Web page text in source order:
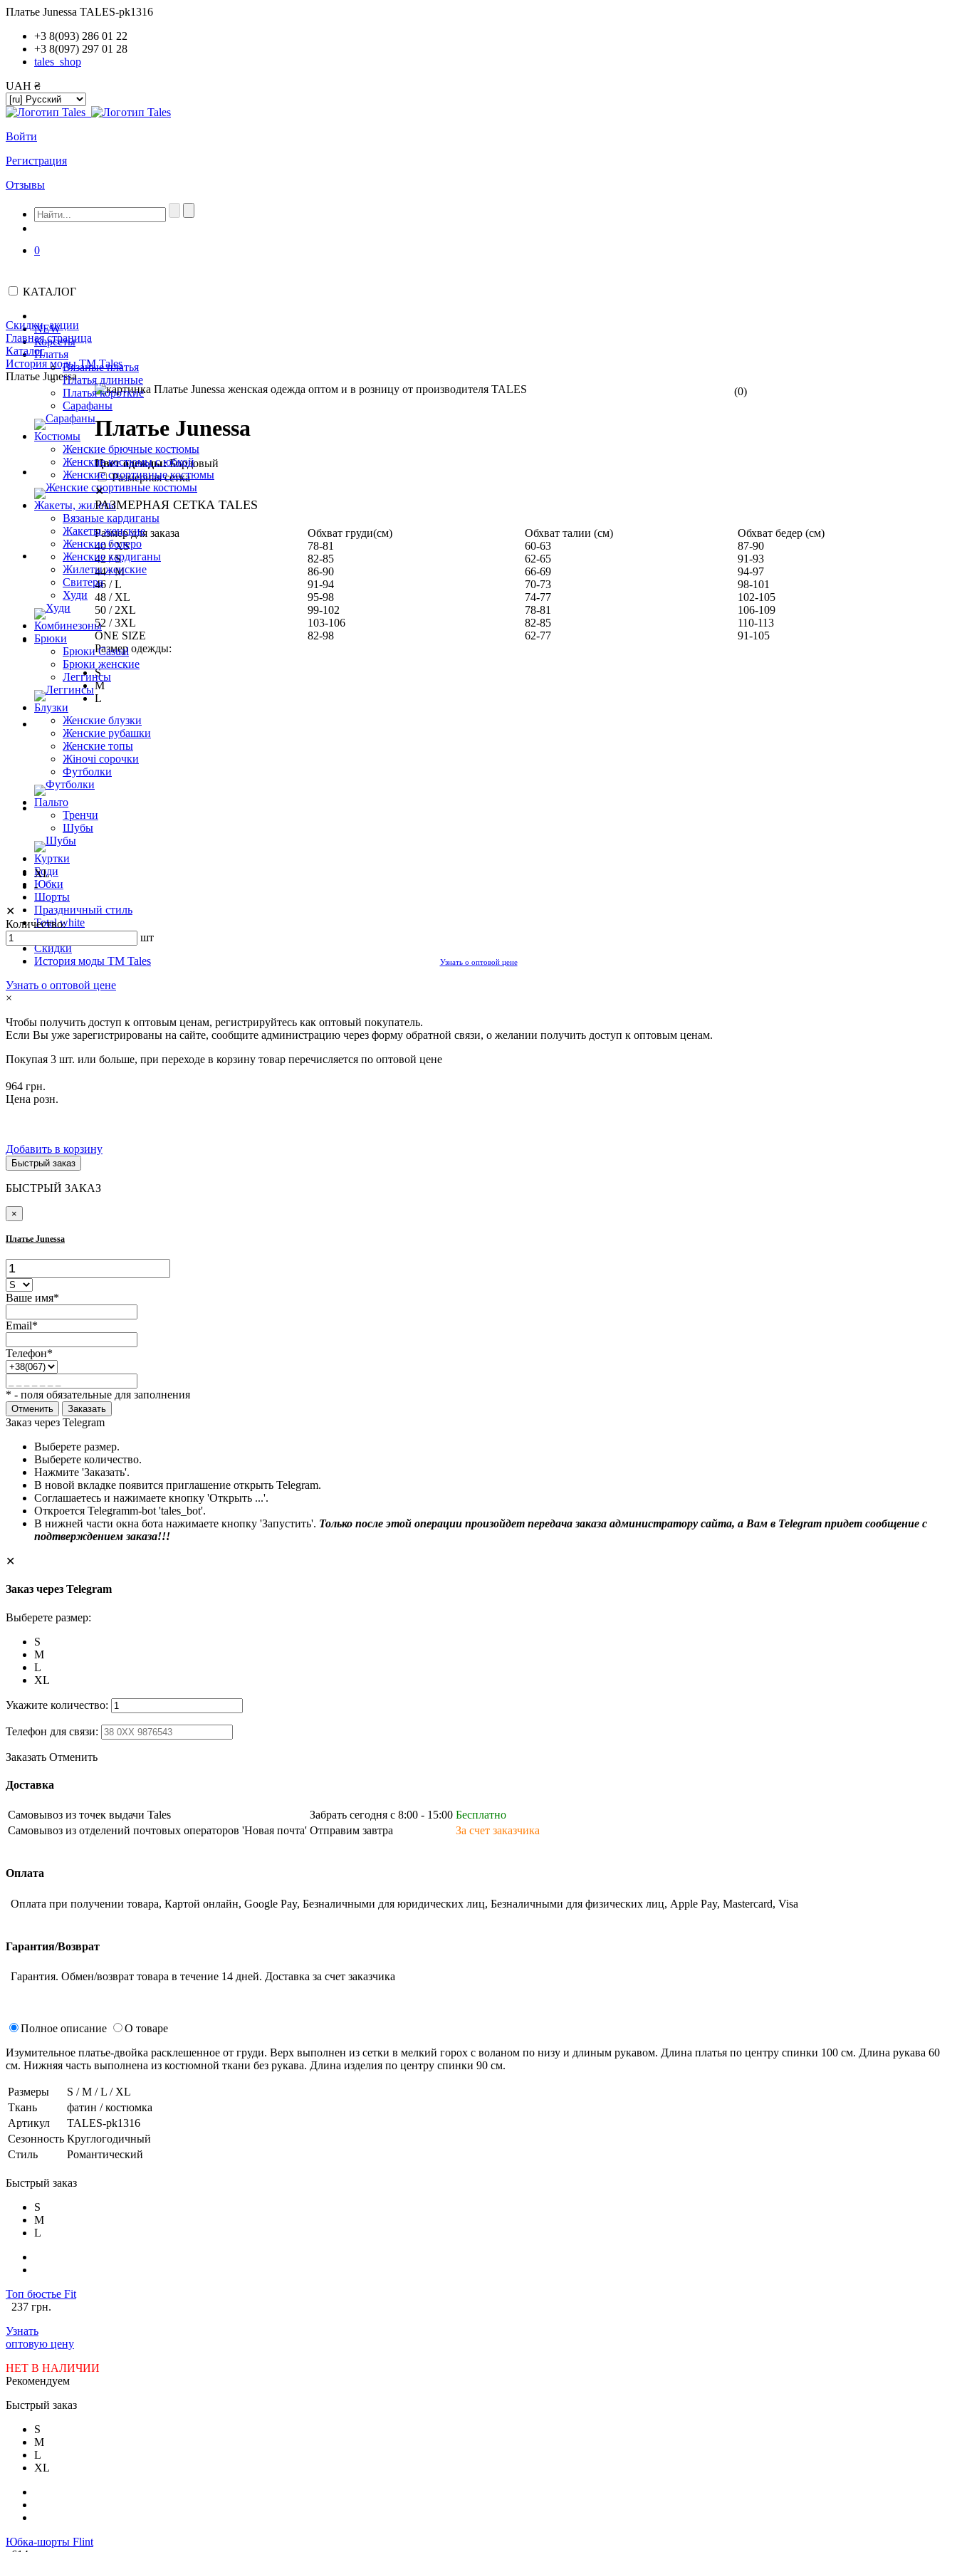
Платье Junessa TALES-pk1316
+3 8(093) 286 01 22
+3 8(097) 297 01 28
tales_shop
UAH ₴
Войти
Регистрация
Отзывы
0
КАТАЛОГ
NEW
Корсеты
Платья
Вязаные платья
Платья длинные
Платья короткие
Сарафаны
Костюмы
Женские брючные костюмы
Женские костюмы с юбкой
Женские спортивные костюмы
Жакеты, жилеты
Вязаные кардиганы
Жакеты женские
Женские болеро
Женские кардиганы
Жилеты женские
Свитера
Худи
Комбинезоны
Брюки
Брюки Casual
Брюки женские
Леггинсы
Блузки
Женские блузки
Женские рубашки
Женские топы
Жіночі сорочки
Футболки
Пальто
Тренчи
Шубы
Куртки
Боди
Юбки
Шорты
Праздничный стиль
Total white
ЗИМА 24
Скидки
История моды ТМ Tales
Скидки, акции
Главная страница
Каталог
История моды ТМ Tales
Платье Junessa
(0)
Платье Junessa
Цвет одежды:Бордовый
Размерная сетка
✕
РАЗМЕРНАЯ СЕТКА TALES
Размер для заказа Обхват груди(см) Обхват талии (см)
Обхват бедер (см)
40 / XS
78-81 60-63
87-90
42 / S
82-85 62-65
91-93
44 / M
86-90 66-69
94-97
46 / L
91-94 70-73
98-101
48 / XL
95-98 74-77
102-105
50 / 2XL
99-102 78-81
106-109
52 / 3XL
103-106 82-85
110-113
ONE SIZE
82-98 62-77
91-105
Размер одежды:
S
M
L
XL
-
✕
Количество:
шт
Узнать о оптовой цене
Узнать о оптовой цене
×
Чтобы получить доступ к оптовым ценам, регистрируйтесь как оптовый покупатель.
Если Вы уже зарегистрированы на сайте, сообщите администрацию через форму обратной связи, о желании получить доступ к оптовым ценам.
Покупая 3 шт. или больше, при переходе в корзину товар перечисляется по оптовой цене
964 грн.
Цена розн.
Добавить в корзину
Быстрый заказ
БЫСТРЫЙ ЗАКАЗ
×
Платье Junessa
Ваше имя*
Email*
Телефон*
* - поля обязательные для заполнения
Отменить Заказать
Заказ через Telegram
Выберете размер.
Выберете количество.
Нажмите 'Заказать'.
В новой вкладке появится приглашение открыть Telegram.
Соглашаетесь и нажимаете кнопку 'Открыть ...'.
Откроется Telegramm-bot 'tales_bot'.
В нижней части окна бота нажимаете кнопку 'Запустить'. Только после этой операции произойдет передача заказа администратору сайта, а Вам в Telegram придет сообщение с
подтверждением заказа!!!
✕
Заказ через Telegram
Выберете размер:
S
M
L
XL
Укажите количество:
Телефон для связи:
Заказать Отменить
Доставка
Самовывоз из точек выдачи Tales Забрать сегодня с 8:00 - 15:00 Бесплатно
Самовывоз из отделений почтовых операторов 'Новая почта' Отправим завтра За счет заказчика
Оплата
Оплата при получении товара, Картой онлайн, Google Pay, Безналичными для юридических лиц, Безналичными для физических лиц, Apple Pay, Mastercard, Visa
Гарантия/Возврат
Гарантия. Обмен/возврат товара в течение 14 дней. Доставка за счет заказчика
Полное описание
О товаре
Изумительное платье-двойка расклешенное от груди. Верх выполнен из сетки в мелкий горох с воланом по низу и длиным рукавом. Длина платья по центру спинки 100 см. Длина рукава 60
см. Нижняя часть выполнена из костюмной ткани без рукава. Длина изделия по центру спинки 90 см.
Размеры
S / M / L / XL
Ткань
фатин / костюмка
Артикул
TALES-pk1316
Сезонность Круглогодичный
Стиль
Романтический
Быстрый заказ
S
M
L
Топ бюстье Fit
237 грн.
Узнать
оптовую цену
НЕТ В НАЛИЧИИ
Рекомендуем
Быстрый заказ
S
M
L
XL
Юбка-шорты Flint